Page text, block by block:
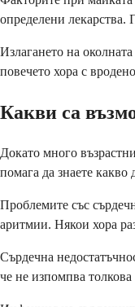
определени лекарства.
Излагането на
повечето хора с
Какви са
Докато много
помага да знаете
Проблемите със
аритмии. Някои хора
Сърдечна
че не изпомпва